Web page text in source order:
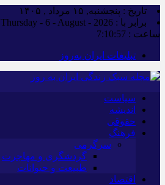
تاریخ : پنجشنبه, ۱۵ مرداد , ۱۴۰۵
برابر با : Thursday - 6 - August - 2026
ساعت : 7:10:58
تبلیغات ایران به‌روز
سیاست
اندیشه
حقوقی
فرهنگ
سرگرمی
گردشگری و مهاجرت
طبیعت و حیوانات
اقتصاد